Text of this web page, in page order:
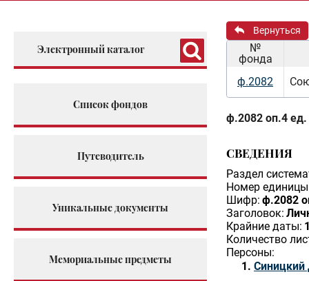
Электронный каталог
Список фондов
Путеводитель
Уникальные документы
Мемориальные предметы
Вернуться
№
фонда
ф.2082
ф.2082 оп.4 ед.
СВЕДЕНИЯ
Раздел
Номер единицы
Шифр: ф.2082
Заголовок:
Крайние даты:
Количество
Персоны:
Синицкий